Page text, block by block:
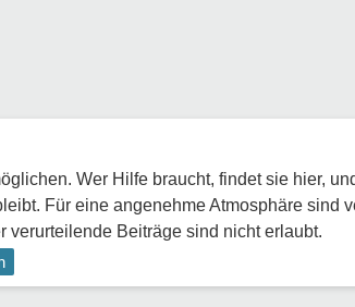
Wer Hilfe braucht, findet sie hier,
Für eine angenehme Atmosphäre sind
verurteilende Beiträge sind nicht erlaubt.